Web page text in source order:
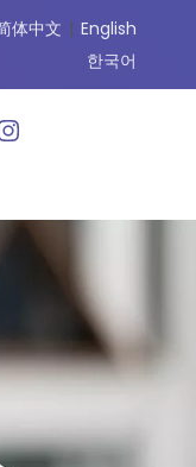
English
|
体中文
한국어